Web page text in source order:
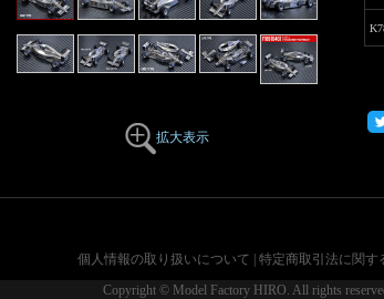
拡大表示
個人情報の取り扱いについて
特定商取引法に関す
Copyright © Model Factory HIRO. All rights